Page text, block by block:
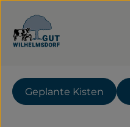
Geplante Kisten